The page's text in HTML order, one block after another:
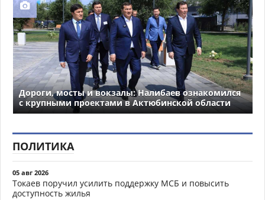
Дороги, мосты и вокзалы: Налибаев ознакомился
с крупными проектами в Актюбинской области
ПОЛИТИКА
05 авг 2026
Токаев поручил усилить поддержку МСБ и повысить
доступность жилья